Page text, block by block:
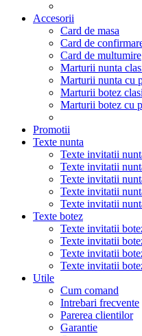
Accesorii
Card de masa
Card de
Card de multumire
Marturii nunta
Marturii nunta cu
Marturii botez
Marturii botez cu
Promotii
Texte nunta
Texte invitatii
Texte invitatii
Texte invitatii
Texte invitatii
Texte invitatii
Texte botez
Texte invitatii
Texte invitatii
Texte invitatii
Texte invitatii
Utile
Cum comand
Intrebari frecvente
Parerea clientilor
Garantie